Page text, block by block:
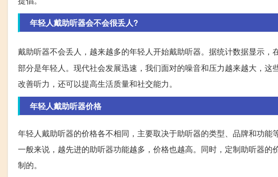
年轻人戴助听器会不会很丢人?
戴助听器不会丢人，越来越多的年轻人开始戴助听器。据统计数据显示，
部分是年轻人。现代社会发展迅速，我们面对的噪音和压力越来越大，
改善听力，还可以提高生活质量和社交能力。
年轻人戴助听器价格
年轻人戴助听器的价格各不相同，主要取决于助听器的类型、品牌和功能
一般来说，越先进的助听器功能越多，价格也越高。同时，定制助听器
制的。